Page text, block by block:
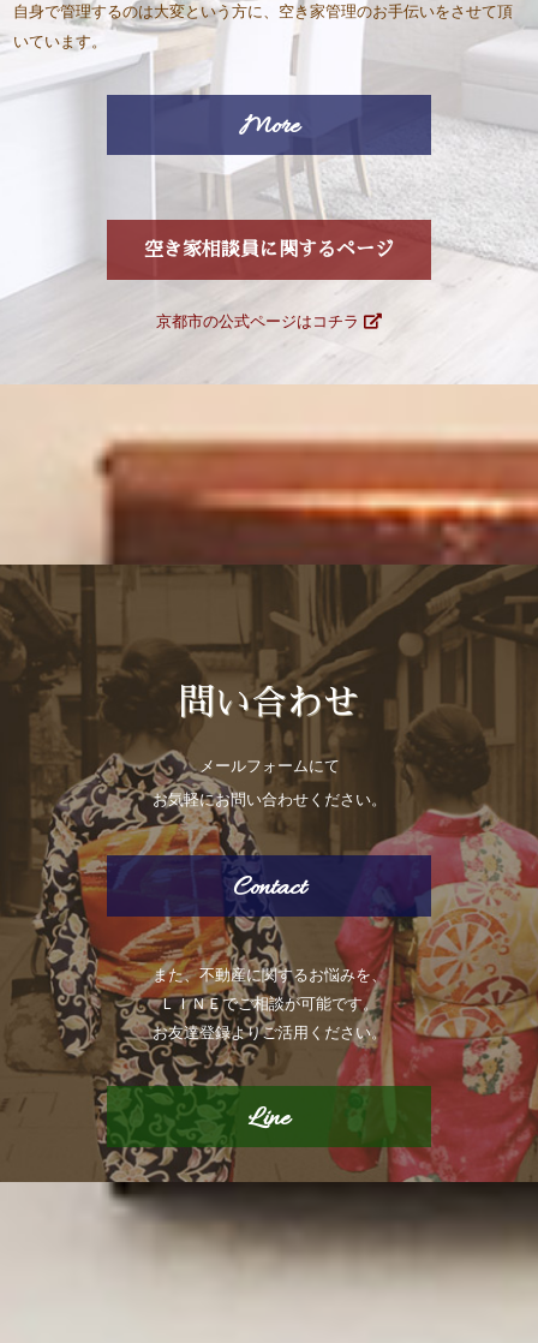
自身で管理するのは大変という方に、空き家管理のお手伝いをさせて頂
いています。
More
空き家相談員に関するページ
京都市の公式ページはコチラ
問い合わせ
メールフォームにて
お気軽にお問い合わせください。
Contact
また、不動産に関するお悩みを、
ＬＩＮＥでご相談が可能です。
お友達登録よりご活用ください。
Line